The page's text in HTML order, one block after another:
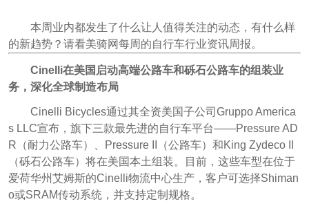
本周业内都发生了什么让人值得关注的动态，有什么样
的新趋势？请看美骑网每周的自行车行业资讯周报。
Cinelli在美国启动高端公路车和砾石公路车的组装业
务，深化全球制造布局
Cinelli Bicycles通过其全资美国子公司Gruppo America
s LLC宣布，旗下三款最先进的自行车平台——Pressure AD
R（耐力公路车）、Pressure II（公路车）和King Zydeco II
（砾石公路车）将在美国本土组装。目前，这些车型在位于
爱荷华州艾姆斯的Cinelli物流中心生产，客户可选择Shiman
o或SRAM传动系统，并支持定制规格。